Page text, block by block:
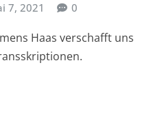
7, 2021 0
Haas verschafft uns